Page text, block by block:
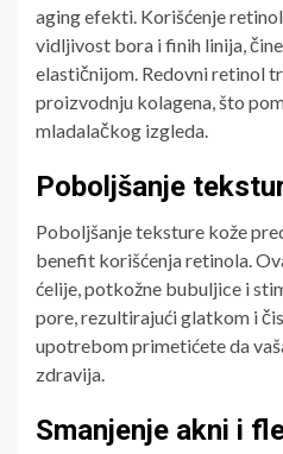
aging efekti. Korišćenje
vidljivost bora i finih linija,
elastičnijom. Redovni retinol
proizvodnju kolagena, što
mladalačkog izgleda.
Poboljšanje
Poboljšanje teksture kože
benefit korišćenja retinola.
ćelije, potkožne bubuljice i
pore, rezultirajući glatkom i
upotrebom primetićete da
zdravija.
Smanjenje akni i